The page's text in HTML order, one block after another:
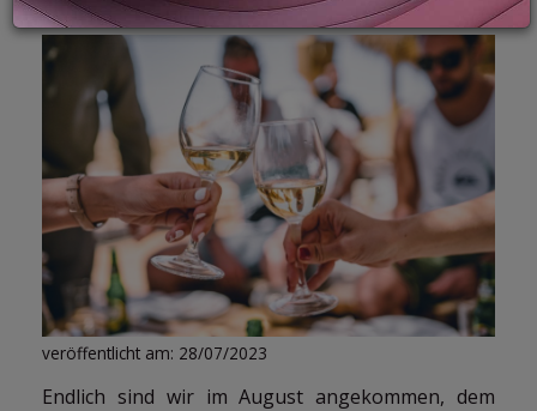
LOGIN
veröffentlicht am: 28/07/2023
Endlich sind wir im August angekommen, dem